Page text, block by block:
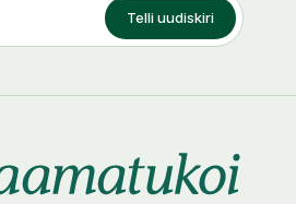
Telli uudiskiri